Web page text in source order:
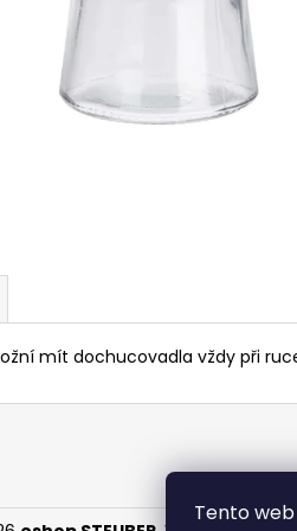
Tento
mít dochucovadla vždy při